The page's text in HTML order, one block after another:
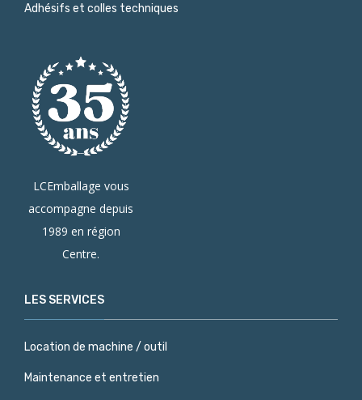
Adhésifs et colles techniques
LCEmballage vous
accompagne depuis
1989 en région
Centre.
LES SERVICES
Location de machine / outil
Maintenance et entretien